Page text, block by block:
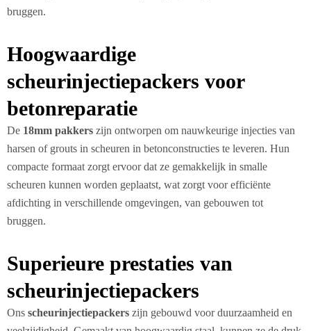
bruggen.
Hoogwaardige
scheurinjectiepackers voor
betonreparatie
De 18mm pakkers zijn ontworpen om nauwkeurige injecties van
harsen of grouts in scheuren in betonconstructies te leveren. Hun
compacte formaat zorgt ervoor dat ze gemakkelijk in smalle
scheuren kunnen worden geplaatst, wat zorgt voor efficiënte
afdichting in verschillende omgevingen, van gebouwen tot
bruggen.
Superieure prestaties van
scheurinjectiepackers
Ons scheurinjectiepackers zijn gebouwd voor duurzaamheid en